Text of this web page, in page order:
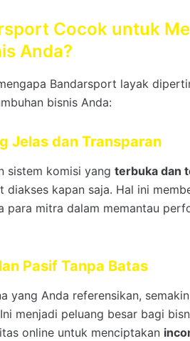
Cocok untuk
Anda?
Bandarsport layak
bisnis Anda:
Jelas dan Transparan
sistem komisi yang terbuka dan
diakses kapan saja. Hal ini
para mitra dalam memantau
Pasif Tanpa Batas
yang Anda referensikan,
menjadi peluang besar bagi
online untuk menciptakan